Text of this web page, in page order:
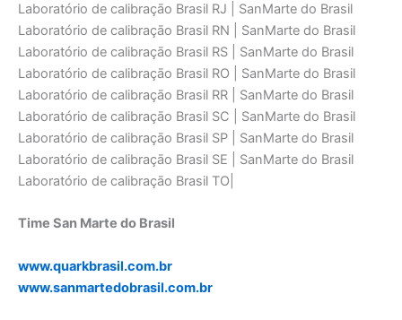
Laboratório de calibraçāo Brasil RJ | SanMarte do Brasil
Laboratório de calibraçāo Brasil RN | SanMarte do Brasil
Laboratório de calibraçāo Brasil RS | SanMarte do Brasil
Laboratório de calibraçāo Brasil RO | SanMarte do Brasil
Laboratório de calibraçāo Brasil RR | SanMarte do Brasil
Laboratório de calibraçāo Brasil SC | SanMarte do Brasil
Laboratório de calibraçāo Brasil SP | SanMarte do Brasil
Laboratório de calibraçāo Brasil SE | SanMarte do Brasil
Laboratório de calibraçāo Brasil TO|
Time San Marte do Brasil
www.quarkbrasil.com.br
www.sanmartedobrasil.com.br